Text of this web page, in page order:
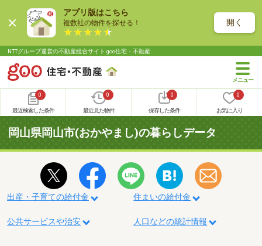
アプリ版はこちら
複数社の物件を探せる！ 開く
NTTグループ運営の不動産総合サイト goo住宅・不動産
0
最近検索した条件
0
最近見た物件
0
保存した条件
0
お気に入り
岡山県岡山市(おかやまし)の暮らしデータ
出産・子育ての給付金 住まいの給付金
公共サービスや治安 人口などの統計情報